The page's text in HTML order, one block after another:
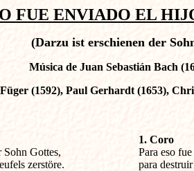
FUE ENVIADO EL
(Darzu ist erschienen der
Música de Juan Sebastián Bach
(1592), Paul Gerhardt (1653),
Sohn Gottes,
zerstöre.
1. Coro
Para eso
para